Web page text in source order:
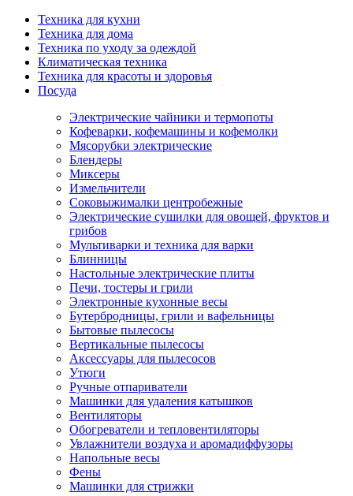
Техника для кухни
Техника для дома
Техника по уходу за одеждой
Климатическая техника
Техника для красоты и здоровья
Посуда
Электрические чайники и термопоты
Кофеварки, кофемашины и кофемолки
Мясорубки электрические
Блендеры
Миксеры
Измельчители
Соковыжималки центробежные
Электрические сушилки для овощей, фруктов и
грибов
Мультиварки и техника для варки
Блинницы
Настольные электрические плиты
Печи, тостеры и грили
Электронные кухонные весы
Бутербродницы, грили и вафельницы
Бытовые пылесосы
Вертикальные пылесосы
Аксессуары для пылесосов
Утюги
Ручные отпариватели
Машинки для удаления катышков
Вентиляторы
Обогреватели и тепловентиляторы
Увлажнители воздуха и аромадиффузоры
Напольные весы
Фены
Машинки для стрижки